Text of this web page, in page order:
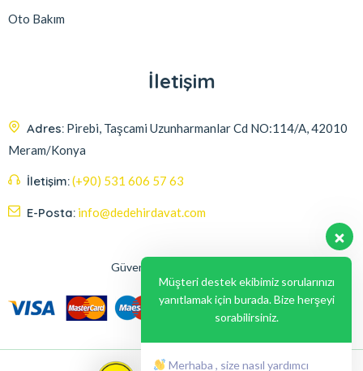
Oto Bakım
İletişim
Adres: Pirebi, Taşcami Uzunharmanlar Cd NO:114/A, 42010
Meram/Konya
İletişim:(+90) 531 606 57 63
E-Posta: info@dedehirdavat.com
Güvenli Ödeme Seçenekleri
Müşteri destek ekibimiz sorularınızı
yanıtlamak için burada. Bize herşeyi
sorabilirsiniz.
Merhaba , size nasıl yardımcı